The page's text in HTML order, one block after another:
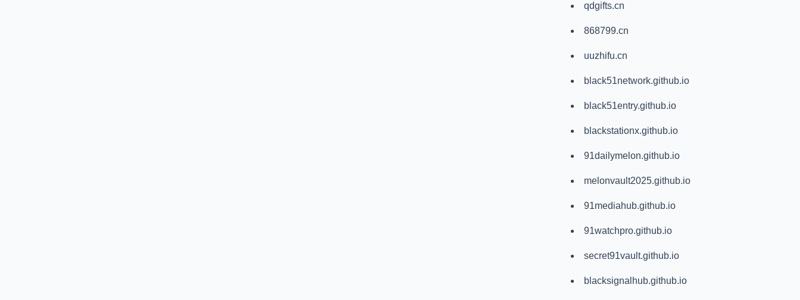
qdgifts.cn
868799.cn
uuzhifu.cn
black51network.github.io
black51entry.github.io
blackstationx.github.io
91dailymelon.github.io
melonvault2025.github.io
91mediahub.github.io
91watchpro.github.io
secret91vault.github.io
blacksignalhub.github.io